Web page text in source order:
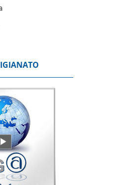
a
punti base
chiude